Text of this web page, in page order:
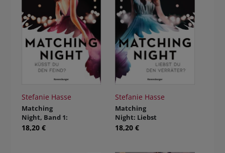
Stefanie Hasse
Matching
Night, Band 1:
Küsst du den
18,20 €
Stefanie Hasse
Matching
Night: Liebst
du den
18,20 €